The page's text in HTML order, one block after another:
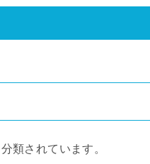
類されています。